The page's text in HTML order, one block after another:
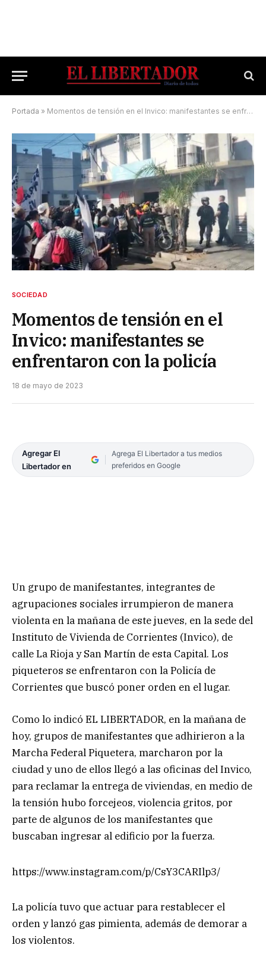
Portada » Momentos de tensión en el Invico: manifestantes se enfrentaron con la policía
SOCIEDAD
Momentos de tensión en el
Invico: manifestantes se
enfrentaron con la policía
18 de mayo de 2023
Agregar El
Libertador en
Agrega El Libertador a tus medios
preferidos en Google
Un grupo de manifestantes, integrantes de
agrupaciones sociales irrumpieron de manera
violenta en la mañana de este jueves, en la sede del
Instituto de Vivienda de Corrientes (Invico), de
calle La Rioja y San Martín de esta Capital. Los
piqueteros se enfrentaron con la Policía de
Corrientes que buscó poner orden en el lugar.
Como lo indicó EL LIBERTADOR, en la mañana de
hoy, grupos de manifestantes que adhirieron a la
Marcha Federal Piquetera, marcharon por la
ciudad y uno de ellos llegó a las oficinas del Invico,
para reclamar la entrega de viviendas, en medio de
la tensión hubo forcejeos, violencia gritos, por
parte de algunos de los manifestantes que
buscaban ingresar al edificio por la fuerza.
https://www.instagram.com/p/CsY3CARIlp3/
La policía tuvo que actuar para restablecer el
orden y lanzó gas pimienta, además de demorar a
los violentos.